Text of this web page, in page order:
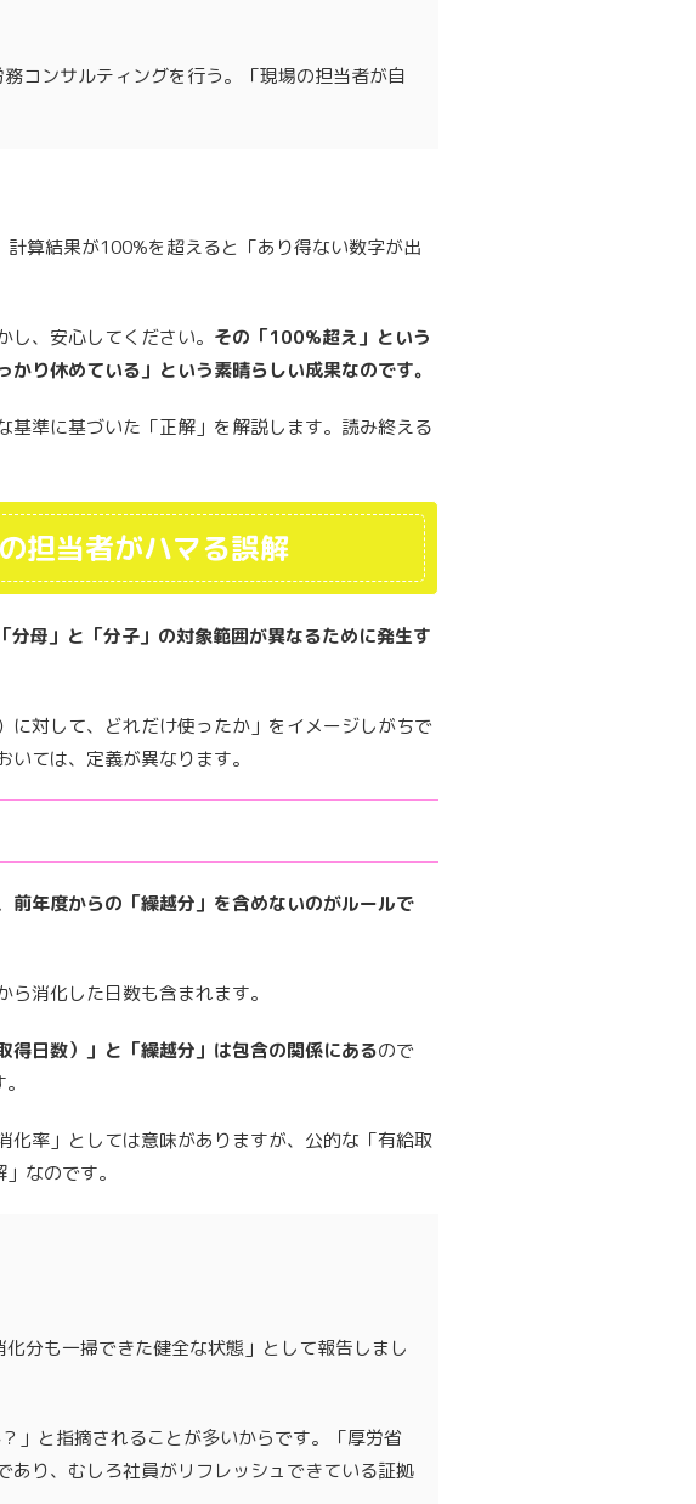
コンサルティングを行う。「現場の担当者が自
算結果が100%を超えると「あり得ない数字が出
、安心してください。 その「100%超え」という
り休めている」という素晴らしい成果なのです。
準に基づいた「正解」を解説します。読み終える
担当者がハマる誤解
母」と「分子」の対象範囲が異なるために発生す
対して、どれだけ使ったか」をイメージしがちで
ては、定義が異なります。
前年度からの「繰越分」を含めないのがルールで
消化した日数も含まれます。
得日数）」と「繰越分」は包含の関係にあるので
率」としては意味がありますが、公的な「有給取
なのです。
分も一掃できた健全な状態」として報告しまし
」と指摘されることが多いからです。「厚労省
り、むしろ社員がリフレッシュできている証拠